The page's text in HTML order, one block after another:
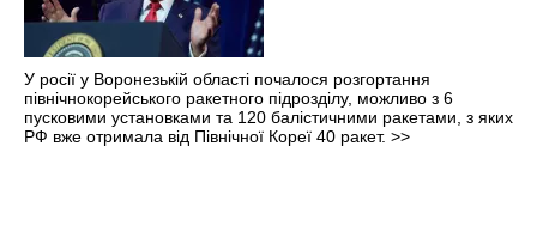
У росії у Воронезькій області почалося розгортання
північнокорейського ракетного підрозділу, можливо з 6
пусковими установками та 120 балістичними ракетами, з яких
РФ вже отримала від Північної Кореї 40 ракет. >>